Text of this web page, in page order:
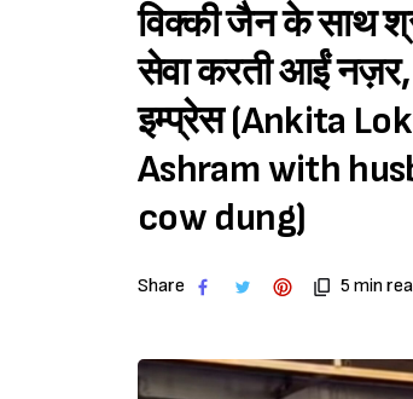
विक्की जैन के साथ
सेवा करती आईं नज़र,
इम्प्रेस (Ankita
Ashram with
cow dung)
Share 5 min